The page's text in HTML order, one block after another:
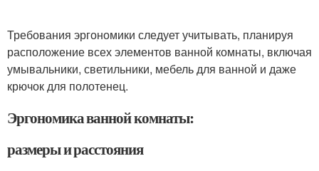
Требования эргономики следует учитывать, планируя
расположение всех элементов ванной комнаты, включая
умывальники, светильники, мебель для ванной и даже
крючок для полотенец.
Эргономика ванной комнаты:
размеры и расстояния